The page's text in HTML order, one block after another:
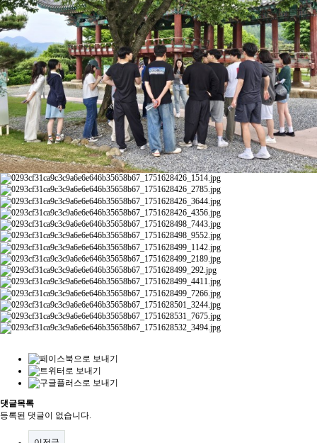
댓글목록
등록된 댓글이 없습니다.